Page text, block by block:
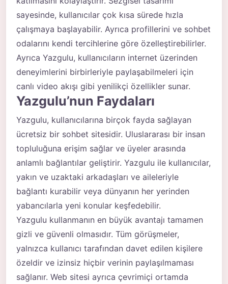
sayesinde, kullanıcılar çok kısa sürede hızla
çalışmaya başlayabilir. Ayrıca profillerini ve sohbet
odalarını kendi tercihlerine göre özelleştirebilirler.
Ayrıca Yazgulu, kullanıcıların internet üzerinden
deneyimlerini birbirleriyle paylaşabilmeleri için
canlı video akışı gibi yenilikçi özellikler sunar.
Yazgulu’nun Faydaları
Yazgulu, kullanıcılarına birçok fayda sağlayan
ücretsiz bir sohbet sitesidir. Uluslararası bir insan
topluluğuna erişim sağlar ve üyeler arasında
anlamlı bağlantılar geliştirir. Yazgulu ile kullanıcılar,
yakın ve uzaktaki arkadaşları ve aileleriyle
bağlantı kurabilir veya dünyanın her yerinden
yabancılarla yeni konular keşfedebilir.
Yazgulu kullanmanın en büyük avantajı tamamen
gizli ve güvenli olmasıdır. Tüm görüşmeler,
yalnızca kullanıcı tarafından davet edilen kişilere
özeldir ve izinsiz hiçbir verinin paylaşılmaması
sağlanır. Web sitesi ayrıca çevrimiçi ortamda